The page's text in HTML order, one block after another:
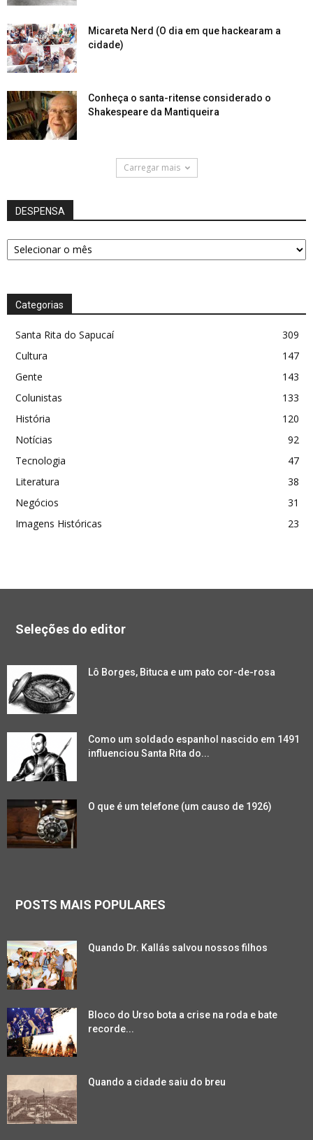
Micareta Nerd (O dia em que hackearam a
cidade)
Conheça o santa-ritense considerado o
Shakespeare da Mantiqueira
Carregar mais
DESPENSA
DESPENSA
Categorias
Santa Rita do Sapucaí
309
Cultura
147
Gente
143
Colunistas
133
História
120
Notícias
92
Tecnologia
47
Literatura
38
Negócios
31
Imagens Históricas
23
Seleções do editor
Lô Borges, Bituca e um pato cor-de-rosa
Como um soldado espanhol nascido em 1491
influenciou Santa Rita do...
O que é um telefone (um causo de 1926)
POSTS MAIS POPULARES
Quando Dr. Kallás salvou nossos filhos
Bloco do Urso bota a crise na roda e bate
recorde...
Quando a cidade saiu do breu